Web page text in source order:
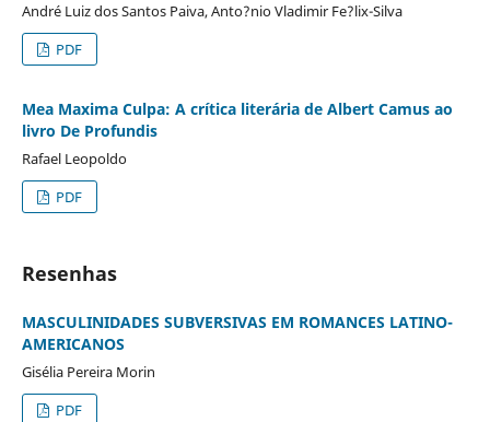
André Luiz dos Santos Paiva, Anto?nio Vladimir Fe?lix-Silva
PDF
Mea Maxima Culpa: A crítica literária de Albert Camus ao
livro De Profundis
Rafael Leopoldo
PDF
Resenhas
MASCULINIDADES SUBVERSIVAS EM ROMANCES LATINO-
AMERICANOS
Gisélia Pereira Morin
PDF